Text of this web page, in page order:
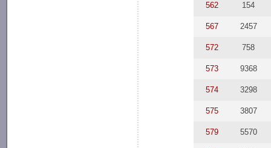
562 154
567 2457
572 758
573 9368
574 3298
575 3807
579 5570